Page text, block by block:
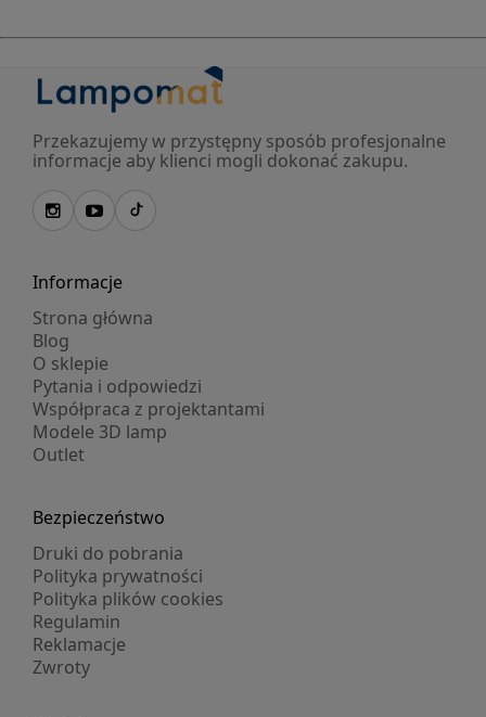
Przekazujemy w przystępny sposób profesjonalne
informacje aby klienci mogli dokonać zakupu.
Informacje
Strona główna
Blog
O sklepie
Pytania i odpowiedzi
Współpraca z projektantami
Modele 3D lamp
Outlet
Bezpieczeństwo
Druki do pobrania
Polityka prywatności
Polityka plików cookies
Regulamin
Reklamacje
Zwroty